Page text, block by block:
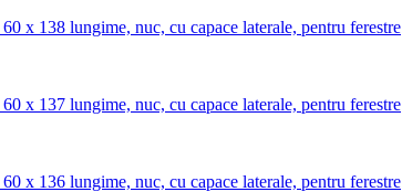
x 138 lungime, nuc, cu capace laterale, pentru ferestre
x 137 lungime, nuc, cu capace laterale, pentru ferestre
x 136 lungime, nuc, cu capace laterale, pentru ferestre